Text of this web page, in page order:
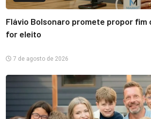
Flávio Bolsonaro promete propor fim
for eleito
7 de agosto de 2026